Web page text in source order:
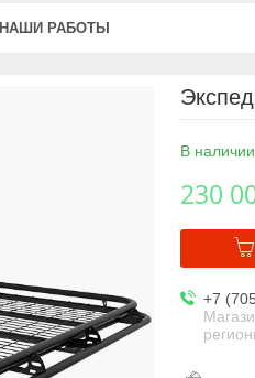
НАШИ РАБОТЫ
В наличии
230
+7